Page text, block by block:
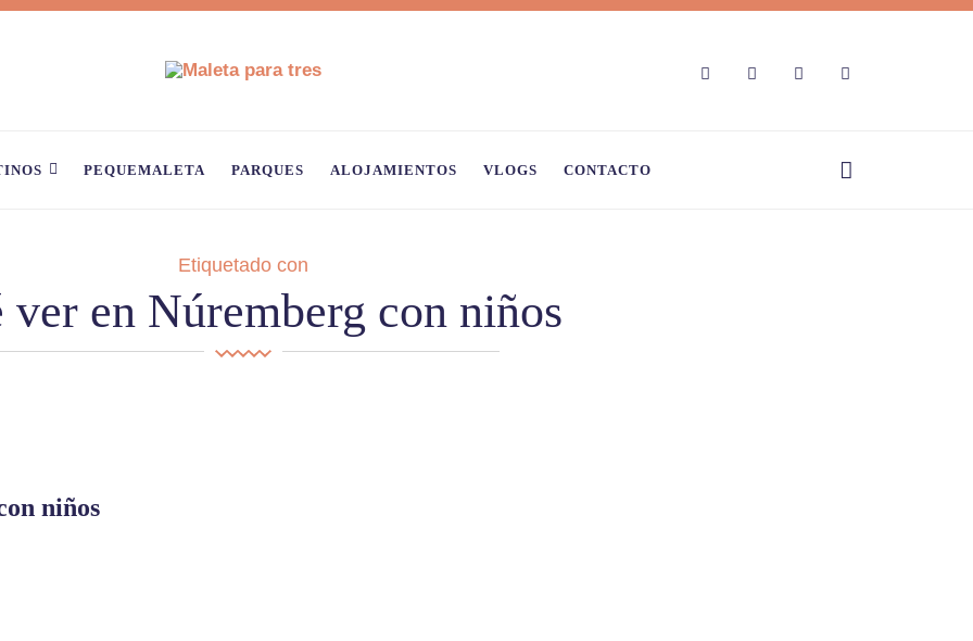
PEQUEMALETA PARQUES ALOJAMIENTOS VLOGS CONTACTO
Etiquetado con
ver en Núremberg con niños
niños